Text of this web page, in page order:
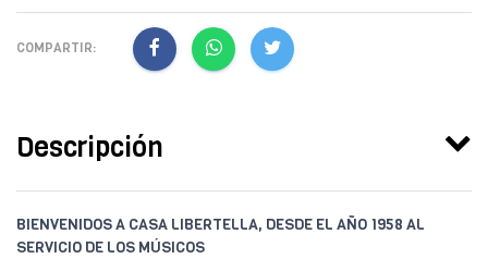
COMPARTIR:
Descripción
BIENVENIDOS A CASA LIBERTELLA, DESDE EL AÑO 1958 AL
SERVICIO DE LOS MÚSICOS